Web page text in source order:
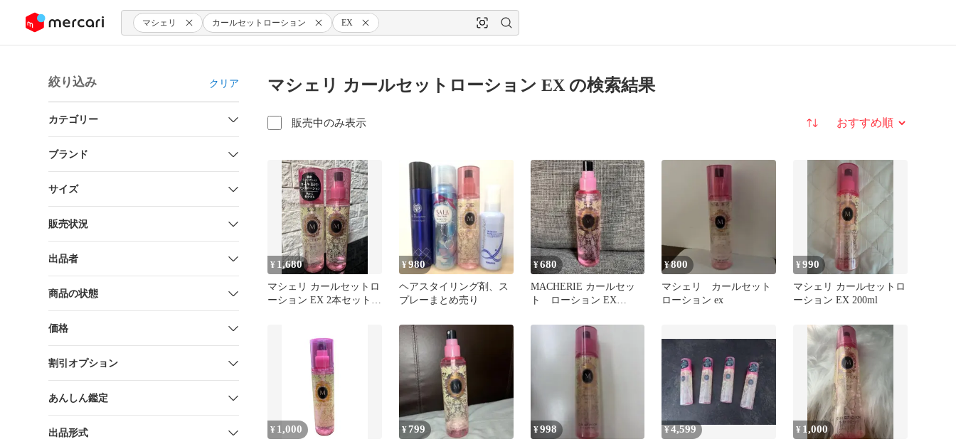
ツにスキップ マシェリ カールセットローション EX
絞り込み クリア
カテゴリー
ブランド
サイズ
販売状況
出品者
商品の状態
価格
割引オプション
あんしん鑑定
出品形式
マシェリ カールセットローション EX の検索結果
販売中のみ表示 並び替え
¥ 1,680
マシェリ カールセットロ
ーション EX 2本セット(1
¥980
ヘアスタイリング剤、ス
プレーまとめ売り
¥680
MACHERIE カールセッ
ト ローション EX
¥800
マシェリ カールセット
ローション ex
¥990
マシェリ カールセットロ
ーション EX 200ml
¥ 1,000 ¥799 ¥998 ¥4,599 ¥ 1,000